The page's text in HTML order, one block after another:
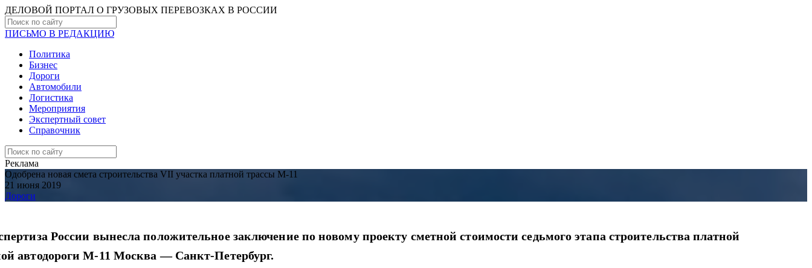
ДЕЛОВОЙ ПОРТАЛ О ГРУЗОВЫХ ПЕРЕВОЗКАХ В РОCСИИ
ПИСЬМО В РЕДАКЦИЮ
Политика
Бизнес
Дороги
Автомобили
Логистика
Мероприятия
Экспертный совет
Справочник
Реклама
Одобрена новая смета строительства VII участка платной трассы М-11
21 июня 2019
Дороги
России вынесла положительное заключение по новому проекту сметной стоимости седьмого этапа строительства платной
автодороги М-11 Москва — Санкт-Петербург.